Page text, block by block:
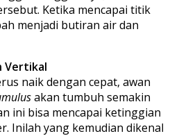
Ketika mencapai titik
menjadi butiran air dan
Vertikal
naik dengan cepat, awan
akan tumbuh semakin
ini bisa mencapai ketinggian
Inilah yang kemudian dikenal